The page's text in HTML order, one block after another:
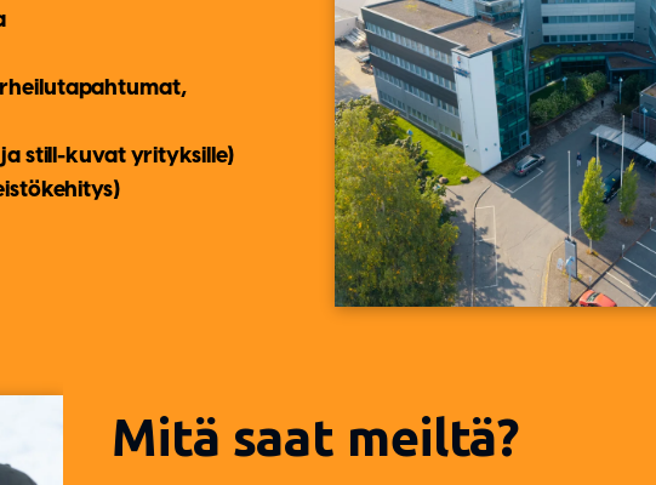
still-kuvat yrityksille)
Mitä saat meiltä?